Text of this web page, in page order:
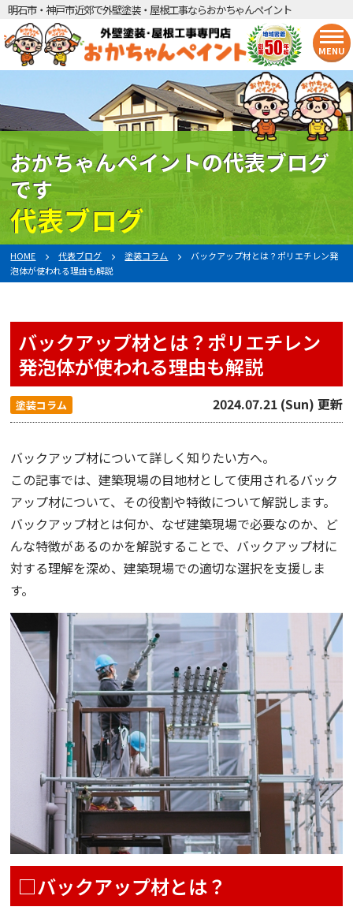
明石市・神戸市近郊で外壁塗装・屋根工事ならおかちゃんペイント
MENU
おかちゃんペイントの代表ブログ
です
代表ブログ
HOME 代表ブログ 塗装コラム
バックアップ材とは？ポリエチレン発
泡体が使われる理由も解説
バックアップ材とは？ポリエチレン
発泡体が使われる理由も解説
塗装コラム 2024.07.21 (Sun) 更新
バックアップ材について詳しく知りたい方へ。
この記事では、建築現場の目地材として使用されるバック
アップ材について、その役割や特徴について解説します。
バックアップ材とは何か、なぜ建築現場で必要なのか、ど
んな特徴があるのかを解説することで、バックアップ材に
対する理解を深め、建築現場での適切な選択を支援しま
す。
□バックアップ材とは？